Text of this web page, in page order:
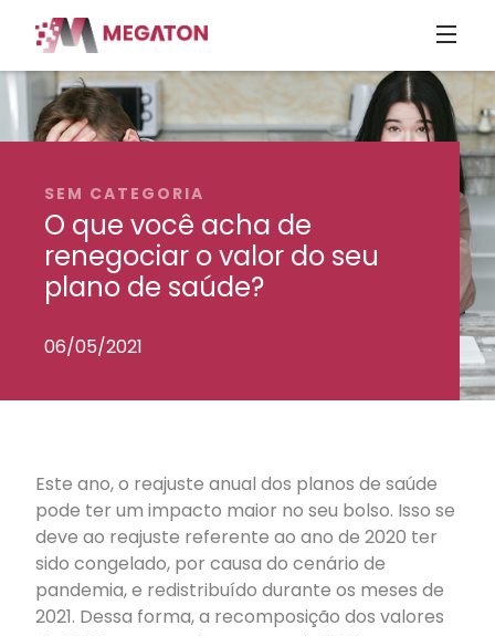
SEM CATEGORIA
O que você acha de
renegociar o valor do seu
plano de saúde?
06/05/2021
Este ano, o reajuste anual dos planos de saúde
pode ter um impacto maior no seu bolso. Isso se
deve ao reajuste referente ao ano de 2020 ter
sido congelado, por causa do cenário de
pandemia, e redistribuído durante os meses de
2021. Dessa forma, a recomposição dos valores